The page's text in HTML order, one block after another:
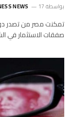
بواسطة NEWS 17 أبريل، 2025
تمكنت مصر من تصدر
صفقات الاستثمار في